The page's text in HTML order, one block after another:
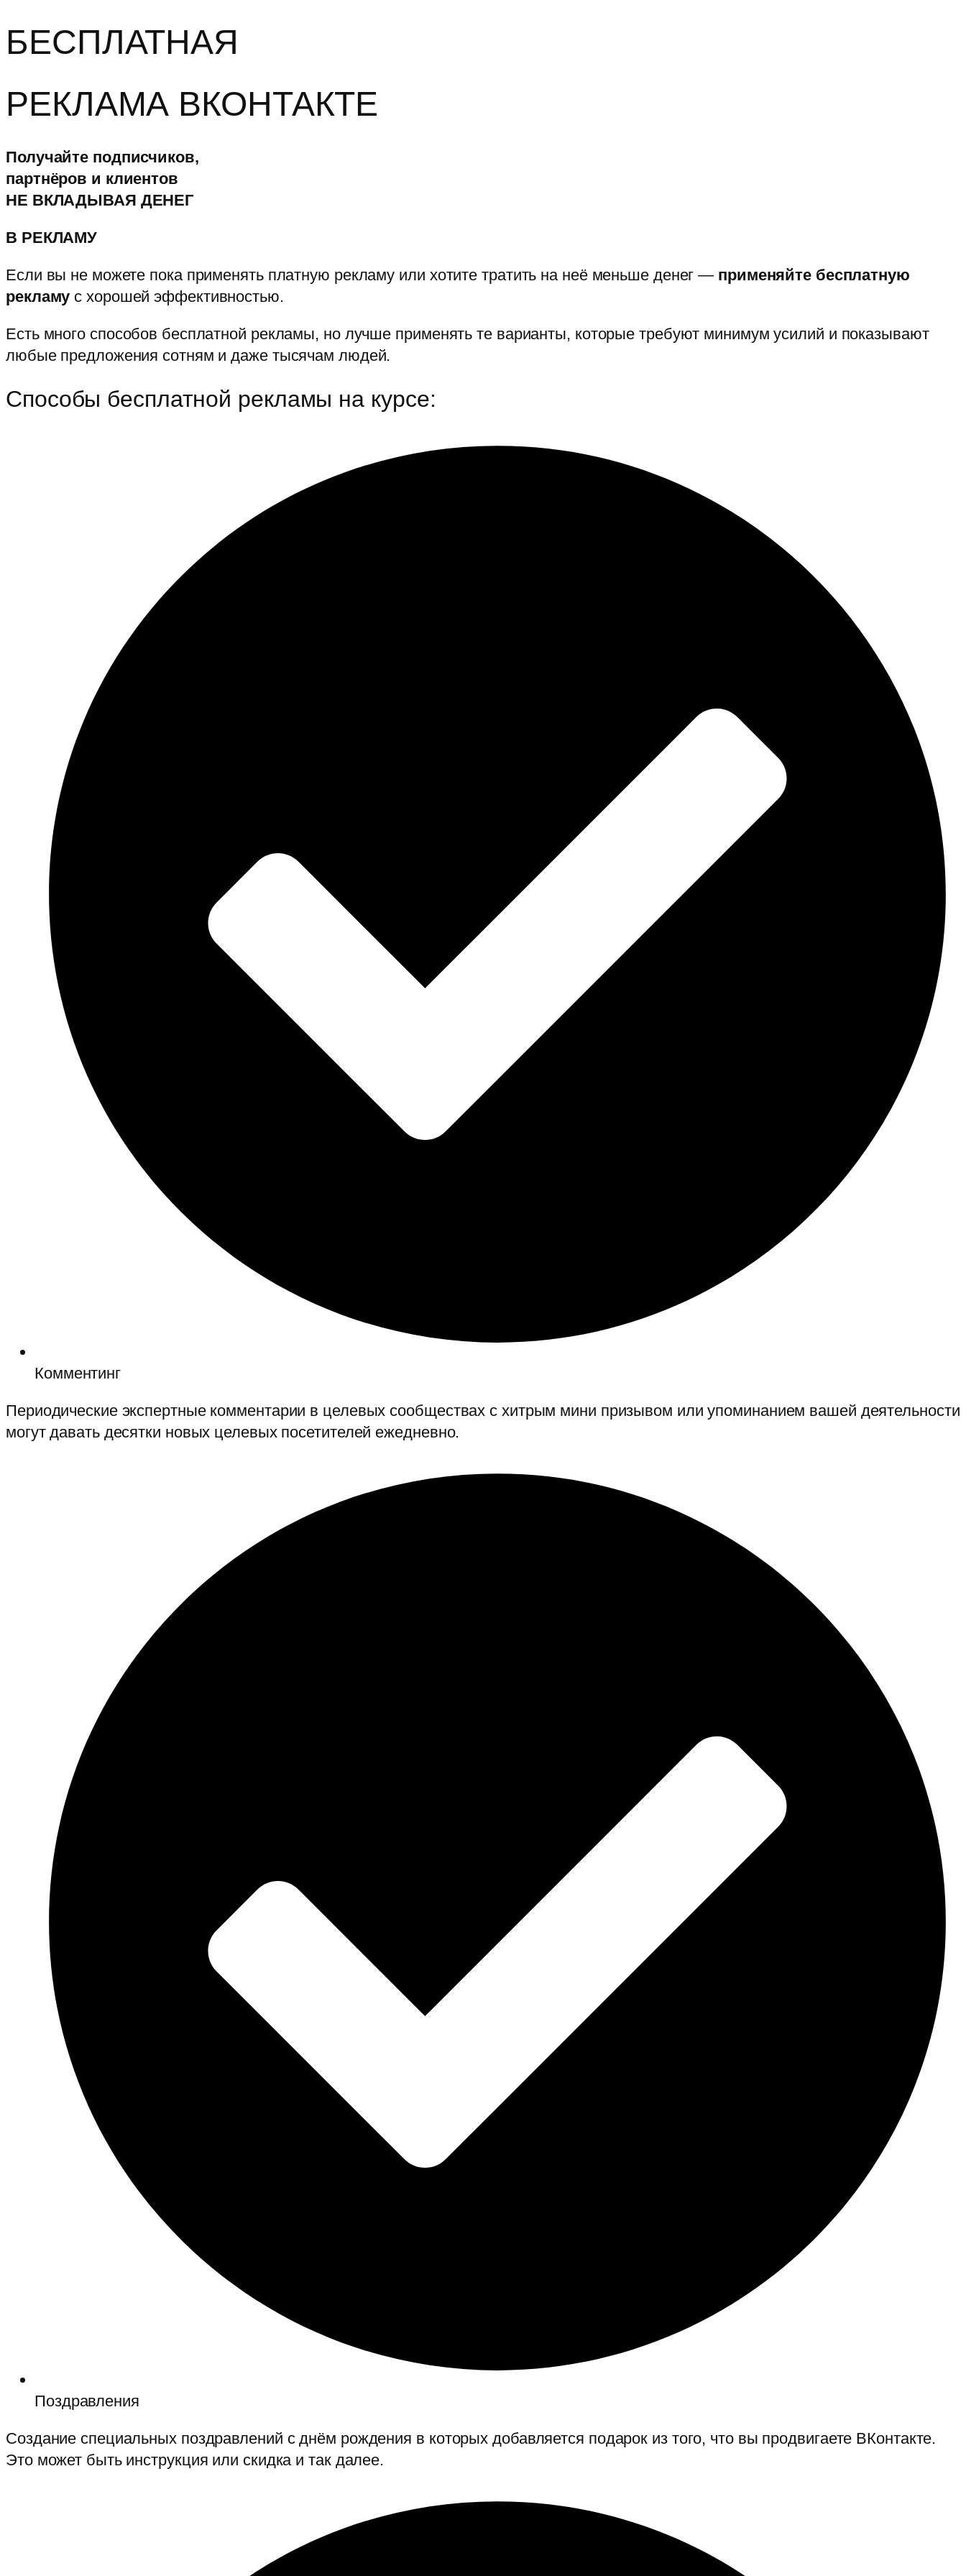
БЕСПЛАТНАЯ
РЕКЛАМА ВКОНТАКТЕ
Получайте подписчиков,
партнёров и клиентов
НЕ ВКЛАДЫВАЯ ДЕНЕГ
В РЕКЛАМУ
Если вы не можете пока применять платную рекламу или хотите тратить на неё меньше денег — применяйте бесплатную
рекламу с хорошей эффективностью.
Есть много способов бесплатной рекламы, но лучше применять те варианты, которые требуют минимум усилий и показывают
любые предложения сотням и даже тысячам людей.
Способы бесплатной рекламы на курсе:
Комментинг
Периодические экспертные комментарии в целевых сообществах с хитрым мини призывом или упоминанием вашей деятельности
могут давать десятки новых целевых посетителей ежедневно.
Поздравления
Создание специальных поздравлений с днём рождения в которых добавляется подарок из того, что вы продвигаете ВКонтакте.
Это может быть инструкция или скидка и так далее.